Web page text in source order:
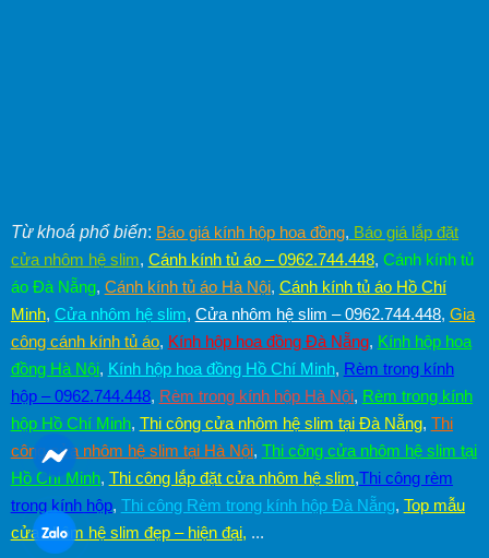
Từ khoá phổ biến: Báo giá kính hộp hoa đồng, Báo giá lắp đặt
cửa nhôm hệ slim, Cánh kính tủ áo – 0962.744.448, Cánh kính tủ
áo Đà Nẵng, Cánh kính tủ áo Hà Nội, Cánh kính tủ áo Hồ Chí
Minh, Cửa nhôm hệ slim, Cửa nhôm hệ slim – 0962.744.448, Gia
công cánh kính tủ áo, Kính hộp hoa đồng Đà Nẵng, Kính hộp hoa
đồng Hà Nội, Kính hộp hoa đồng Hồ Chí Minh, Rèm trong kính
hộp – 0962.744.448, Rèm trong kính hộp Hà Nội, Rèm trong kính
hộp Hồ Chí Minh, Thi công cửa nhôm hệ slim tại Đà Nẵng, Thi
công cửa nhôm hệ slim tại Hà Nội, Thi công cửa nhôm hệ slim tại
Hồ Chí Minh, Thi công lắp đặt cửa nhôm hệ slim,Thi công rèm
trong kính hộp, Thi công Rèm trong kính hộp Đà Nẵng, Top mẫu
cửa nhôm hệ slim đẹp – hiện đại, ...